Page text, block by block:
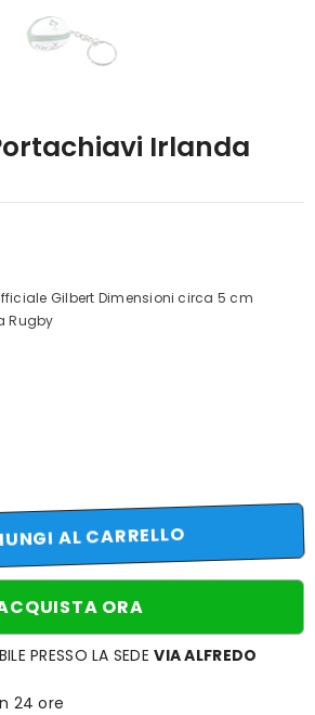
Irlanda
Gilbert Dimensioni circa 5 cm
Rugby
AL CARRELLO
ORA
PRESSO LA SEDEVIA ALFREDO
24 ore